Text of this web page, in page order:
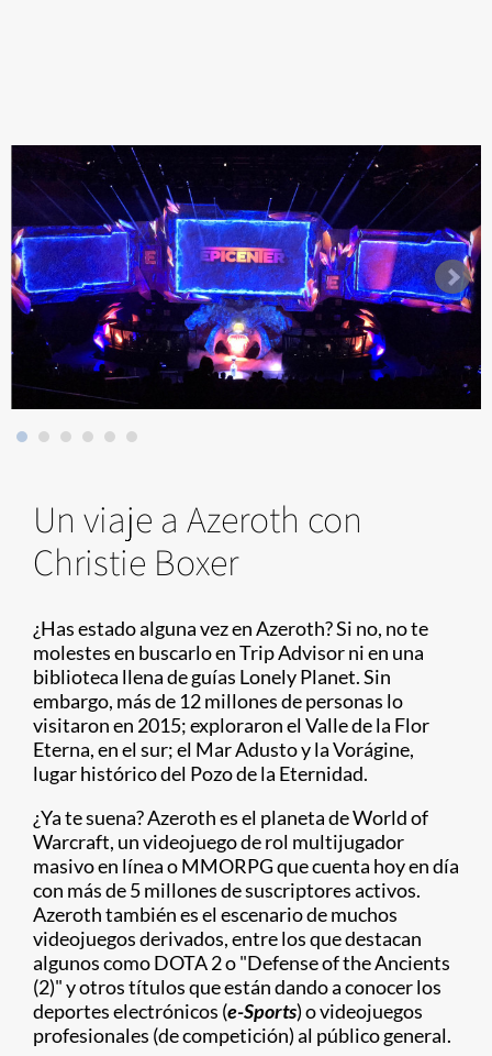
Un viaje a Azeroth con
Christie Boxer
¿Has estado alguna vez en Azeroth? Si no, no te
molestes en buscarlo en Trip Advisor ni en una
biblioteca llena de guías Lonely Planet. Sin
embargo, más de 12 millones de personas lo
visitaron en 2015; exploraron el Valle de la Flor
Eterna, en el sur; el Mar Adusto y la Vorágine,
lugar histórico del Pozo de la Eternidad.
¿Ya te suena? Azeroth es el planeta de World of
Warcraft, un videojuego de rol multijugador
masivo en línea o MMORPG que cuenta hoy en día
con más de 5 millones de suscriptores activos.
Azeroth también es el escenario de muchos
videojuegos derivados, entre los que destacan
algunos como DOTA 2 o "Defense of the Ancients
(2)" y otros títulos que están dando a conocer los
deportes electrónicos (e-Sports) o videojuegos
profesionales (de competición) al público general.